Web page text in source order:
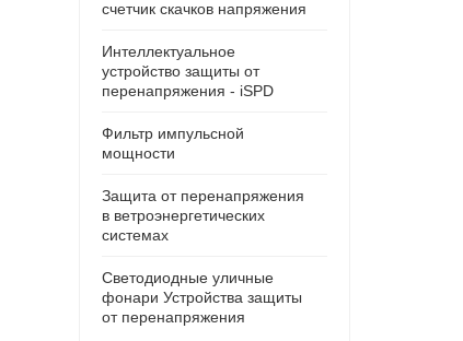
счетчик скачков напряжения
Интеллектуальное
устройство защиты от
перенапряжения - iSPD
Фильтр импульсной
мощности
Защита от перенапряжения
в ветроэнергетических
системах
Светодиодные уличные
фонари Устройства защиты
от перенапряжения